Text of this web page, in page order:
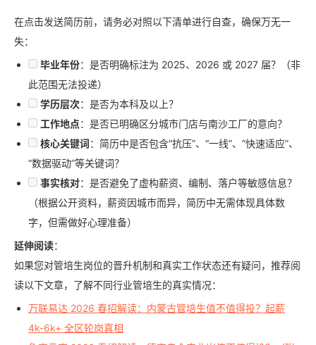
在点击发送简历前，请务必对照以下清单进行自查，确保万无一
失：
毕业年份：是否明确标注为 2025、2026 或 2027 届？（非
此范围无法投递）
学历层次：是否为本科及以上？
工作地点：是否已明确区分城市门店与南沙工厂的意向？
核心关键词：简历中是否包含“抗压”、“一线”、“快速适应”、
“数据驱动”等关键词？
事实核对：是否避免了虚构薪资、编制、落户等敏感信息？
（根据公开资料，薪资因城市而异，简历中无需体现具体数
字，但需做好心理准备）
延伸阅读：
如果您对管培生岗位的晋升机制和真实工作状态还有疑问，推荐阅
读以下文章，了解不同行业管培生的真实情况：
万联易达 2026 春招解读：内蒙古管培生值不值得投？起薪
4k-6k+ 全区轮岗真相